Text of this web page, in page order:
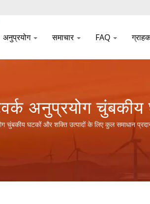
अनुप्रयोग समाचार FAQ
अनुप्रयोग
घटकों और शक्ति उत्पादों के लिए कुल समाधान